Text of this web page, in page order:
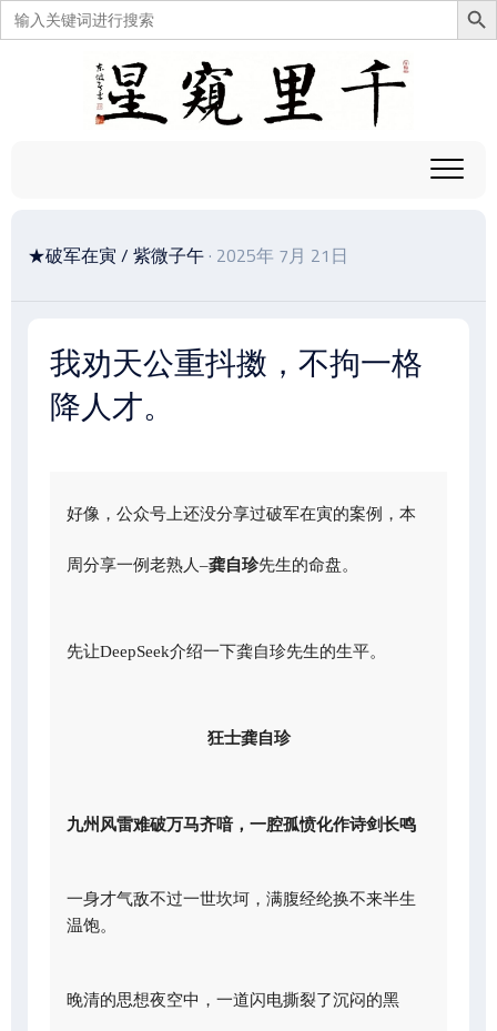
搜
索：
★破军在寅 / 紫微子午 · 2025年 7月 21日
我劝天公重抖擞，不拘一格
降人才。
好像，公众号上还没分享过破军在寅的案例，本
周分享一例老熟人–龚自珍先生的命盘。
先让DeepSeek介绍一下龚自珍先生的生平。
狂士龚自珍
九州风雷难破万马齐喑，一腔孤愤化作诗剑长鸣
一身才气敌不过一世坎坷，满腹经纶换不来半生
温饱。
晚清的思想夜空中，一道闪电撕裂了沉闷的黑